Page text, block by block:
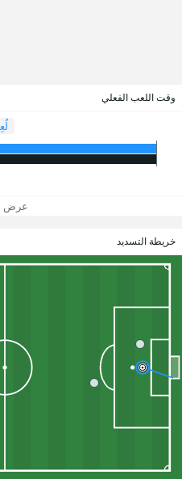
وقت اللعب الفعلي
عرض
خريطة التسديد